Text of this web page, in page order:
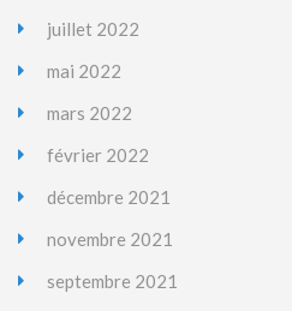
juillet 2022
mai 2022
mars 2022
février 2022
décembre 2021
novembre 2021
septembre 2021